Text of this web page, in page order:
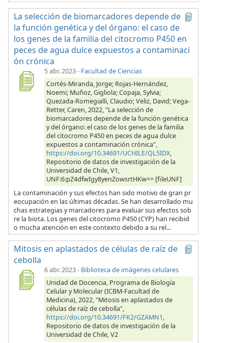
La selección de biomarcadores depende de
la función genética y del órgano: el caso de
los genes de la familia del citocromo P450 en
peces de agua dulce expuestos a contaminaci
ón crónica
5 abr. 2023- Facultad de Ciencias
Cortés-Miranda, Jorge; Rojas-Hernández,
Noemi; Muñoz, Gigliola; Copaja, Sylvia;
Quezada-Romegialli, Claudio; Veliz, David; Vega-
Retter, Caren, 2022, "La selección de
biomarcadores depende de la función genética
y del órgano: el caso de los genes de la familia
del citocromo P450 en peces de agua dulce
expuestos a contaminación crónica",
https://doi.org/10.34691/UCHILE/QL5IDX,
Repositorio de datos de investigación de la
Universidad de Chile, V1,
UNF:6:pZ4dfwIgy8yenZowsrtHKw== [fileUNF]
La contaminación y sus efectos han sido motivo de gran pr
eocupación en las últimas décadas. Se han desarrollado mu
chas estrategias y marcadores para evaluar sus efectos sob
re la biota. Los genes del citocromo P450 (CYP) han recibid
o mucha atención en este contexto debido a su rel...
Mitosis en aplastados de células de raíz de
cebolla
6 abr. 2023- Biblioteca de imágenes celulares
Unidad de Docencia, Programa de Biología
Celular y Molecular (ICBM-Facultad de
Medicina), 2022, "Mitosis en aplastados de
células de raíz de cebolla",
https://doi.org/10.34691/FK2/GZAMN1,
Repositorio de datos de investigación de la
Universidad de Chile, V2